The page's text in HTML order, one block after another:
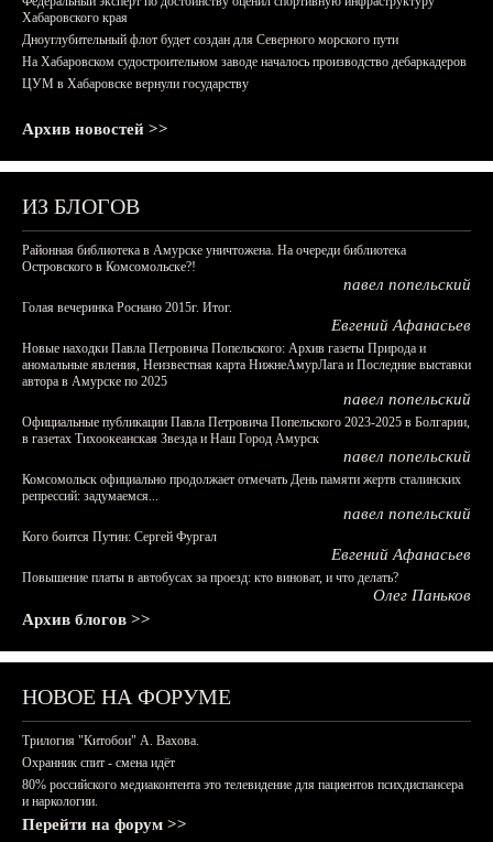
Хабаровского края
Дноуглубительный флот будет создан для Северного морского пути
На Хабаровском судостроительном заводе началось производство дебаркадеров
ЦУМ в Хабаровске вернули государству
Архив новостей >>
ИЗ БЛОГОВ
Районная библиотека в Амурске уничтожена. На очереди библиотека
Островского в Комсомольске?!
павел попельский
Голая вечеринка Роснано 2015г. Итог.
Евгений Афанасьев
Новые находки Павла Петровича Попельского: Архив газеты Природа и
аномальные явления, Неизвестная карта НижнеАмурЛага и Последние выставки
автора в Амурске по 2025
павел попельский
Официальные публикации Павла Петровича Попельского 2023-2025 в Болгарии,
в газетах Тихоокеанская Звезда и Наш Город Амурск
павел попельский
Комсомольск официально продолжает отмечать День памяти жертв сталинских
репрессий: задумаемся...
павел попельский
Кого боится Путин: Сергей Фургал
Евгений Афанасьев
Повышение платы в автобусах за проезд: кто виноват, и что делать?
Олег Паньков
Архив блогов >>
НОВОЕ НА ФОРУМЕ
Трилогия "Китобои" А. Вахова.
Охранник спит - смена идёт
80% российского медиаконтента это телевидение для пациентов психдиспансера
и наркологии.
Перейти на форум >>